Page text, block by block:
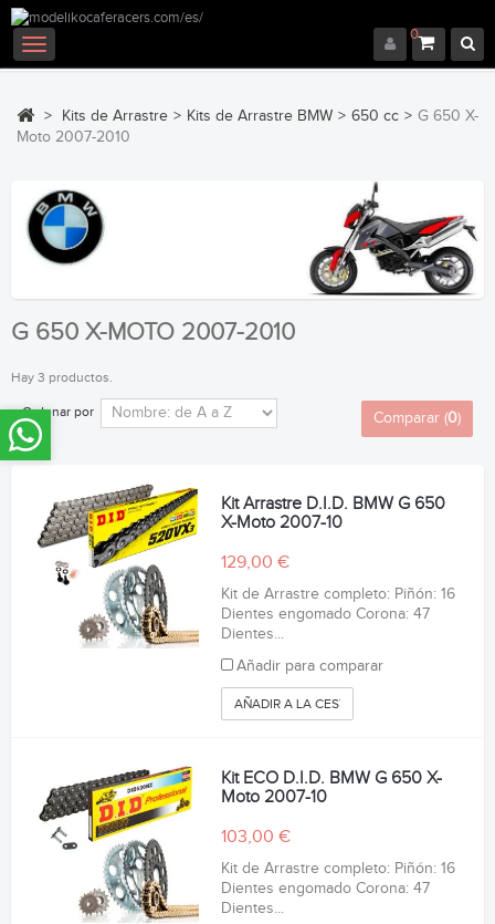
0
Navegación
Toggle
> Kits de Arrastre > Kits de Arrastre BMW > 650 cc > G 650 X-
Moto 2007-2010
G 650 X-MOTO 2007-2010
Hay 3 productos.
Ordenar por Comparar (0)
Kit Arrastre D.I.D. BMW G 650
X-Moto 2007-10
129,00 €
Kit de Arrastre completo: Piñón: 16
Dientes engomado Corona: 47
Dientes...
Añadir para comparar
AÑADIR A LA CESTA
Kit ECO D.I.D. BMW G 650 X-
Moto 2007-10
103,00 €
Kit de Arrastre completo: Piñón: 16
Dientes engomado Corona: 47
Dientes...